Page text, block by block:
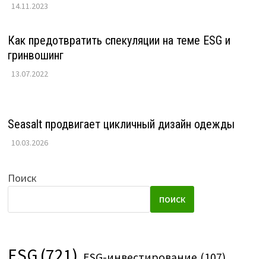
14.11.2023
Как предотвратить спекуляции на теме ESG и
гринвошинг
13.07.2022
Seasalt продвигает цикличный дизайн одежды
10.03.2026
Поиск
ПОИСК